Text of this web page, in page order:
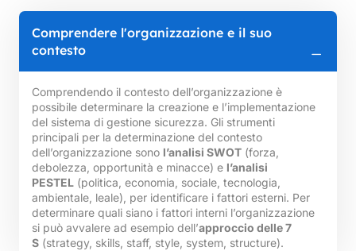
Comprendere l'organizzazione e il suo
contesto
Comprendendo il contesto dell’organizzazione è
possibile determinare la creazione e l’implementazione
del sistema di gestione sicurezza. Gli strumenti
principali per la determinazione del contesto
dell’organizzazione sono l’analisi SWOT (forza,
debolezza, opportunità e minacce) e l’analisi
PESTEL (politica, economia, sociale, tecnologia,
ambientale, leale), per identificare i fattori esterni. Per
determinare quali siano i fattori interni l’organizzazione
si può avvalere ad esempio dell’approccio delle 7
S (strategy, skills, staff, style, system, structure).